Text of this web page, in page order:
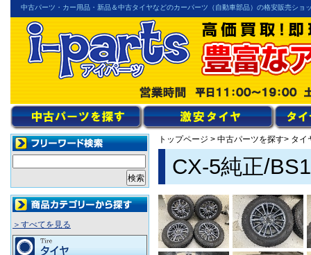
中古パーツ・カー用品・新品＆中古タイヤなどのカーパーツ（自動車部品）の格安販売ショ
トップページ > 中古パーツを探す> タイ
CX-5純正/
＞すべてを見る